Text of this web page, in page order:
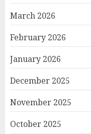
March 2026
February 2026
January 2026
December 2025
November 2025
October 2025